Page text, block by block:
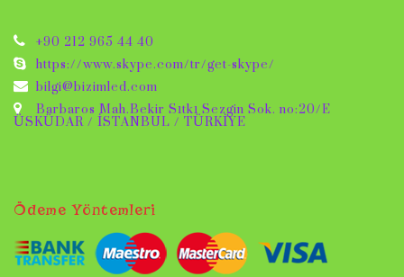
+90 212 965 44 40
https://www.skype.com/tr/get-skype/
bilgi@bizimled.com
Barbaros Mah.Bekir Sıtkı Sezgin Sok. no:20/E
ÜSKÜDAR / İSTANBUL / TÜRKİYE
Ödeme Yöntemleri